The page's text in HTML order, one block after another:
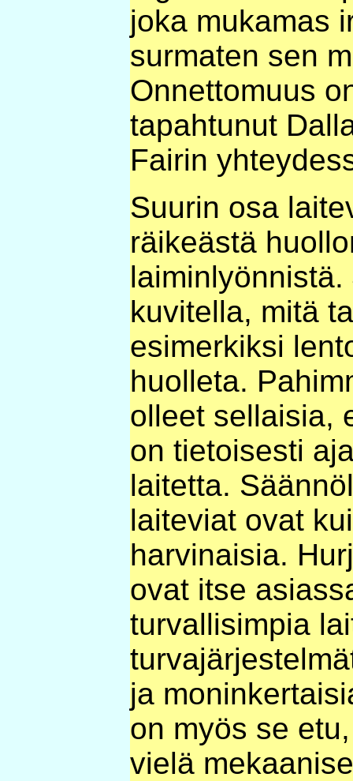
joka mukamas
surmaten sen
Onnettomuus
tapahtunut
Fairin
Suurin osa
räikeästä
kuvitella, mitä
esimerkiksi
huolleta.
olleet sellaisia,
on tietoisesti
laitetta.
laiteviat ovat
harvinaisia.
ovat itse
turvallisimpia
ja
on myös se
vielä